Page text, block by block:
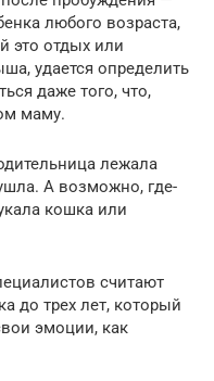
любого возраста,
это отдых или
удается определить
даже того, что,
маму.
лежала
А возможно, где-
кошка или
считают
до трех лет, который
эмоции, как